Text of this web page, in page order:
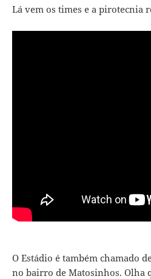
Lá vem os times e a pirotecnia
O Estádio é também chamado
no bairro de Matosinhos. Olha